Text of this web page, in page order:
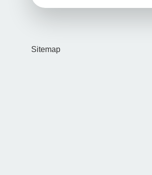
Sitemap